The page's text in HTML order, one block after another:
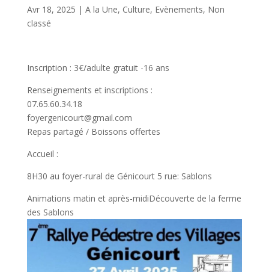
Avr 18, 2025 | A la Une, Culture, Evènements, Non
classé
Inscription : 3€/adulte gratuit -16 ans
Renseignements et inscriptions :
07.65.60.34.18
foyergenicourt@gmail.com
Repas partagé / Boissons offertes
Accueil :
8H30 au foyer-rural de Génicourt 5 rue: Sablons
Animations matin et après-midiDécouverte de la ferme
des Sablons